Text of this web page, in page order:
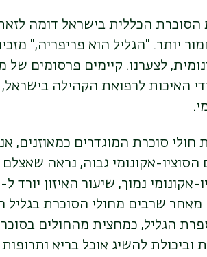
הסוכרת הכללית בישראל דומה
יותר. "הגליל הוא פריפריה,"
לצערנו. קיימים פרסומים
האיכות לרפואת הקהילה
שרבים מחולי הסוכרת
וביכולת להשיג אוכל בריא